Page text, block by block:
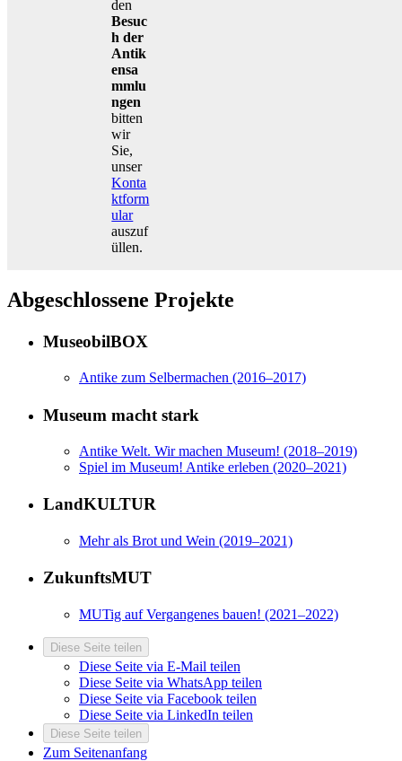
den
Besuc
h der
Antik
ensa
mmlu
ngen
bitten
wir
Sie,
unser
Konta
ktform
ular
auszuf
üllen.
Abgeschlossene Projekte
MuseobilBOX
Antike zum Selbermachen (2016–2017)
Museum macht stark
Antike Welt. Wir machen Museum! (2018–2019)
Spiel im Museum! Antike erleben (2020–2021)
LandKULTUR
Mehr als Brot und Wein (2019–2021)
ZukunftsMUT
MUTig auf Vergangenes bauen! (2021–2022)
Diese Seite teilen
Diese Seite via E-Mail teilen
Diese Seite via WhatsApp teilen
Diese Seite via Facebook teilen
Diese Seite via LinkedIn teilen
Diese Seite teilen
Zum Seitenanfang